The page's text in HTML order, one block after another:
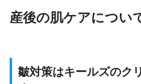
産後の肌ケアについ
皺対策はキールズのク